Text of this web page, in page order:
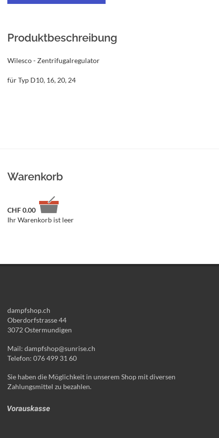
Produktbeschreibung
Wilesco - Zentrifugalregulator
für Typ D10, 16, 20, 24
Warenkorb
CHF0.00
Ihr Warenkorb ist leer
dampfshop.ch
Oberdorfstrasse 44
3072 Ostermundigen
Mail: dampfshop@sunrise.ch
Telefon: 076 499 31 60
Sie haben die Möglichkeit in unserem Shop mit diversen
Zahlungsmittel zu bezahlen.